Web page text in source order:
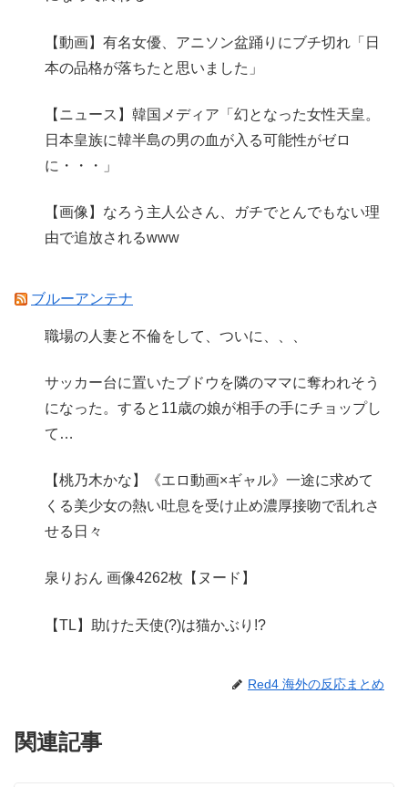
【動画】有名女優、アニソン盆踊りにブチ切れ「日
本の品格が落ちたと思いました」
【ニュース】韓国メディア「幻となった女性天皇。
日本皇族に韓半島の男の血が入る可能性がゼロ
に・・・」
【画像】なろう主人公さん、ガチでとんでもない理
由で追放されるwww
ブルーアンテナ
職場の人妻と不倫をして、ついに、、、
サッカー台に置いたブドウを隣のママに奪われそう
になった。すると11歳の娘が相手の手にチョップし
て…
【桃乃木かな】《エロ動画×ギャル》一途に求めて
くる美少女の熱い吐息を受け止め濃厚接吻で乱れさ
せる日々
泉りおん 画像4262枚【ヌード】
【TL】助けた天使(?)は猫かぶり!?
Red4 海外の反応まとめ
関連記事